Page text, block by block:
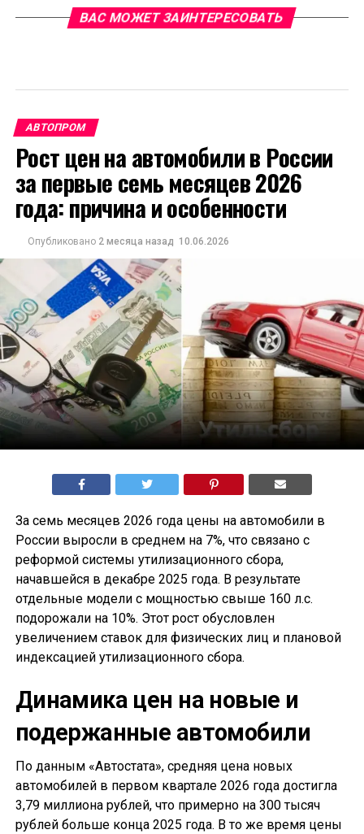
ВАС МОЖЕТ ЗАИНТЕРЕСОВАТЬ
АВТОПРОМ
Рост цен на автомобили в России
за первые семь месяцев 2026
года: причина и особенности
Опубликовано 2 месяца назад 10.06.2026
За семь месяцев 2026 года цены на автомобили в
России выросли в среднем на 7%, что связано с
реформой системы утилизационного сбора,
начавшейся в декабре 2025 года. В результате
отдельные модели с мощностью свыше 160 л.с.
подорожали на 10%. Этот рост обусловлен
увеличением ставок для физических лиц и плановой
индексацией утилизационного сбора.
Динамика цен на новые и
подержанные автомобили
По данным «Автостата», средняя цена новых
автомобилей в первом квартале 2026 года достигла
3,79 миллиона рублей, что примерно на 300 тысяч
рублей больше конца 2025 года. В то же время цены